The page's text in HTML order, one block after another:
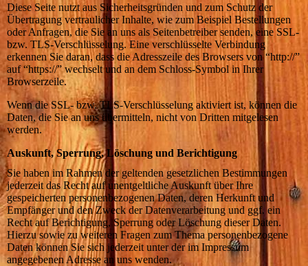
Diese Seite nutzt aus Sicherheitsgründen und zum Schutz der
Übertragung vertraulicher Inhalte, wie zum Beispiel Bestellungen
oder Anfragen, die Sie an uns als Seitenbetreiber senden, eine SSL-
bzw. TLS-Verschlüsselung. Eine verschlüsselte Verbindung
erkennen Sie daran, dass die Adresszeile des Browsers von “http://”
auf “https://” wechselt und an dem Schloss-Symbol in Ihrer
Browserzeile.
Wenn die SSL- bzw. TLS-Verschlüsselung aktiviert ist, können die
Daten, die Sie an uns übermitteln, nicht von Dritten mitgelesen
werden.
Auskunft, Sperrung, Löschung und Berichtigung
Sie haben im Rahmen der geltenden gesetzlichen Bestimmungen
jederzeit das Recht auf unentgeltliche Auskunft über Ihre
gespeicherten personenbezogenen Daten, deren Herkunft und
Empfänger und den Zweck der Datenverarbeitung und ggf. ein
Recht auf Berichtigung, Sperrung oder Löschung dieser Daten.
Hierzu sowie zu weiteren Fragen zum Thema personenbezogene
Daten können Sie sich jederzeit unter der im Impressum
angegebenen Adresse an uns wenden.